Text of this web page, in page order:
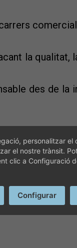
la qualitat,
des de la
personalitzar el
el nostre trànsit.
clic a Configuració
Configurar